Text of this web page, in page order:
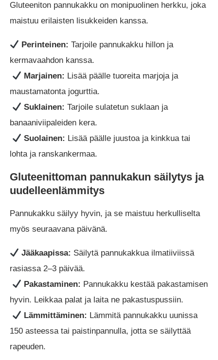
Gluteeniton pannukakku on monipuolinen herkku, joka
maistuu erilaisten lisukkeiden kanssa.
Perinteinen: Tarjoile pannukakku hillon ja
kermavaahdon kanssa.
Marjainen: Lisää päälle tuoreita marjoja ja
maustamatonta jogurttia.
Suklainen: Tarjoile sulatetun suklaan ja
banaaniviipaleiden kera.
Suolainen: Lisää päälle juustoa ja kinkkua tai
lohta ja ranskankermaa.
Gluteenittoman pannukakun säilytys ja
uudelleenlämmitys
Pannukakku säilyy hyvin, ja se maistuu herkulliselta
myös seuraavana päivänä.
Jääkaapissa: Säilytä pannukakkua ilmatiiviissä
rasiassa 2–3 päivää.
Pakastaminen: Pannukakku kestää pakastamisen
hyvin. Leikkaa palat ja laita ne pakastuspussiin.
Lämmittäminen: Lämmitä pannukakku uunissa
150 asteessa tai paistinpannulla, jotta se säilyttää
rapeuden.